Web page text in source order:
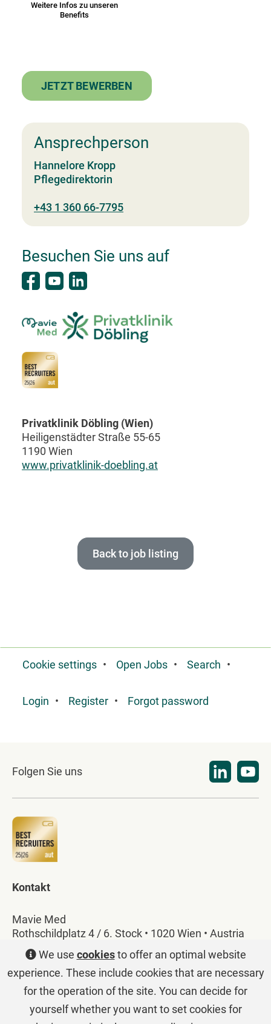
Weitere Infos zu unseren
Benefits
JETZT BEWERBEN
Ansprechperson
Hannelore Kropp
Pflegedirektorin
+43 1 360 66-7795
Besuchen Sie uns auf
Privatklinik Döbling (Wien)
Heiligenstädter Straße 55-65
1190 Wien
www.privatklinik-doebling.at
Back to job listing
Cookie settings Open Jobs Search
Login Register Forgot password
Folgen Sie uns
Kontakt
Mavie Med
Rothschildplatz 4 / 6. Stock • 1020 Wien • Austria
+43 1 586 28 40 • office@mavie-med.at
Startseite
Sitemap
Datenschutz
AGB/ALB
We use cookiesto offer an optimal website
experience. These include cookies that are necessary
for the operation of the site. You can decide for
yourself whether you want to set cookies for